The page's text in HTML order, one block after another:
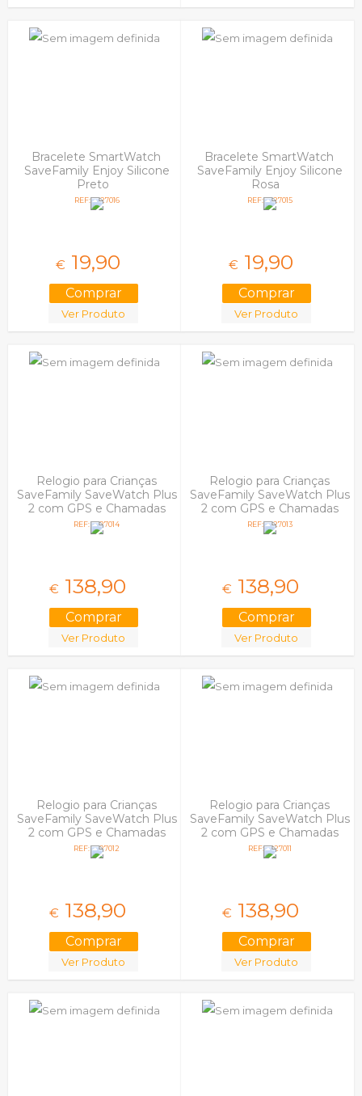
Bracelete SmartWatch
SaveFamily Enjoy Silicone
Preto
REF: 5027016
€ 19,90
Ver Produto
Bracelete SmartWatch
SaveFamily Enjoy Silicone
Rosa
REF: 5027015
€ 19,90
Ver Produto
Relogio para Crianças
SaveFamily SaveWatch Plus
2 com GPS e Chamadas
Branco Fabric Framboesa
REF: 5027014
€ 138,90
Ver Produto
Relogio para Crianças
SaveFamily SaveWatch Plus
2 com GPS e Chamadas
Preto Silicone Maui
REF: 5027013
€ 138,90
Ver Produto
Relogio para Crianças
SaveFamily SaveWatch Plus
2 com GPS e Chamadas
Prateado Silicone Maui
REF: 5027012
€ 138,90
Ver Produto
Relogio para Crianças
SaveFamily SaveWatch Plus
2 com GPS e Chamadas
Prateado Fabric Ocean
REF: 5027011
€ 138,90
Ver Produto